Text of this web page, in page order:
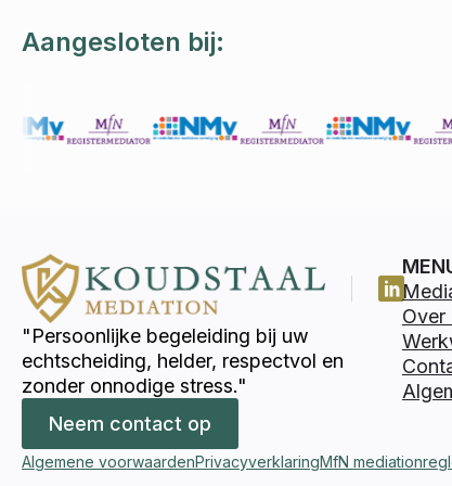
Aangesloten bij:
"Persoonlijke begeleiding bij uw
echtscheiding, helder, respectvol en
zonder onnodige stress."
Neem contact op
Over
Algemene voorwaardenPrivacyverklaringMfN